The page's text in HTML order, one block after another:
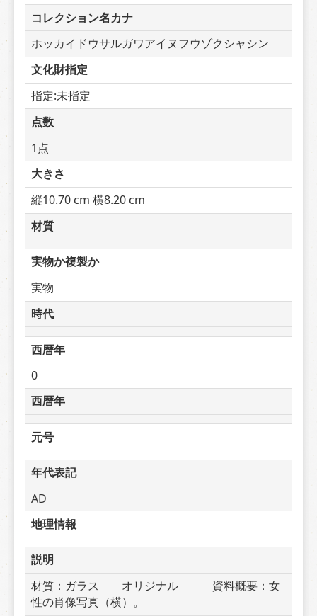
コレクション名カナ
ホッカイドウサルガワアイヌフウゾクシャシン
文化財指定
指定:未指定
点数
1点
大きさ
縦10.70 cm 横8.20 cm
材質
実物か複製か
実物
時代
西暦年
0
西暦年
元号
年代表記
AD
地理情報
説明
材質：ガラス　　オリジナル　　　資料概要：女
性の肖像写真（横）。